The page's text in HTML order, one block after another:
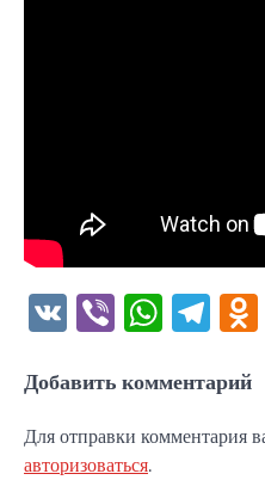
VK Viber
Добавить комментарий
Для отправки комментария
авторизоваться.